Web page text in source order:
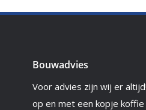
Bouwadvies
Voor advies zijn wij er
op en met een kopje